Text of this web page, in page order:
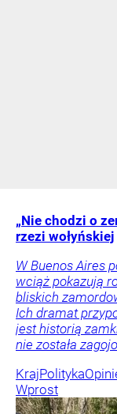
„Nie chodzi o
rzezi wołyńskiej
W Buenos Aires
wciąż pokazują
bliskich
Ich dramat
jest historią
nie została
KrajPolityka
Wprost